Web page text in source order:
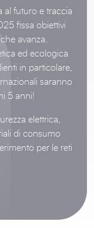
al futuro e traccia
fissa obiettivi
avanza.
ed ecologica
in particolare,
saranno
5 anni!
elettrica,
di consumo
per le reti